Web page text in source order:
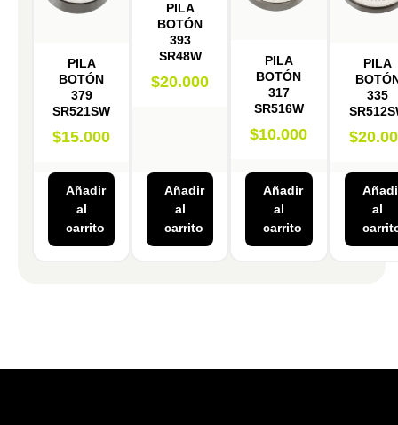
PILA
BOTÓN
379
SR521SW
$15.000
Añadir
al
carrito
PILA
BOTÓN
393
SR48W
$20.000
Añadir
al
carrito
PILA
BOTÓN
317
SR516W
$10.000
Añadir
al
carrito
PILA
335
$
al